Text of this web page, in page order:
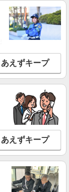
槻区・久喜市・蓮田
あえずキープ
あえずキープ